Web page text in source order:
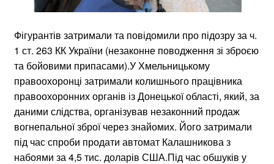
Фігурантів затримали та повідомили про підозру за ч.
1 ст. 263 КК України (незаконне поводження зі зброєю
та бойовими припасами).У Хмельницькому
правоохоронці затримали колишнього працівника
правоохоронних органів із Донецької області, який, за
даними слідства, організував незаконний продаж
вогнепальної зброї через знайомих. Його затримали
під час спроби продати автомат Калашникова з
набоями за 4,5 тис. доларів США.Під час обшуків у